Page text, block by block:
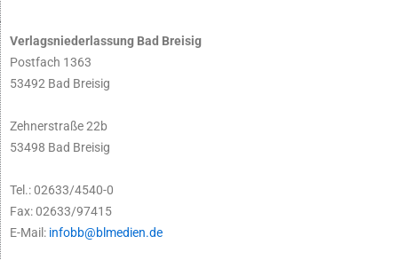
Verlagsniederlassung Bad Breisig
Postfach 1363
53492 Bad Breisig
Zehnerstraße 22b
53498 Bad Breisig
Tel.: 02633/4540-0
Fax: 02633/97415
E-Mail: infobb@blmedien.de